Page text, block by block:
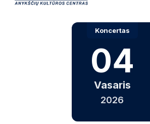
Koncertas
04
Vasaris
2026